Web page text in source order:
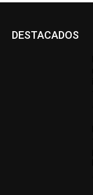
DESTACADOS